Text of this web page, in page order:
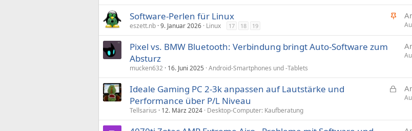
A
g
n
n
Software-Perlen für Linux
eszett.nb 9. Januar 2026 Linux 17 18 19
Pixel vs. BMW Bluetooth: Verbindung bringt Auto-Software zum
Absturz
mucken632 16. Juni 2025 Android-Smartphones und -Tablets
G
p
Ideale Gaming PC 2-3k anpassen auf Lautstärke und
Performance über P/L Niveau
Tellsarius 12. März 2024 Desktop-Computer: Kaufberatung